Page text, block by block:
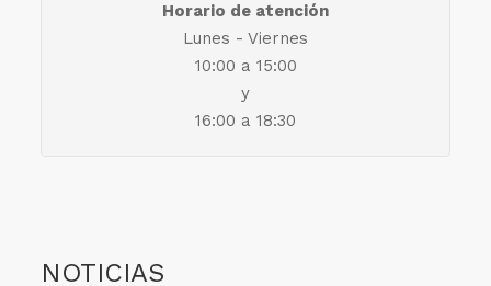
Horario de atención
Lunes - Viernes
10:00 a 15:00
y
16:00 a 18:30
NOTICIAS